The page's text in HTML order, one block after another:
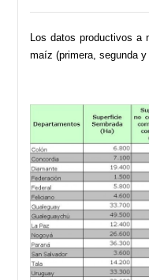
Los datos productivos a
maíz (primera, segunda